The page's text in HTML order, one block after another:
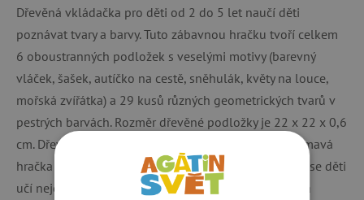
Dřevěná vkládačka pro děti od 2 do 5 let naučí děti
poznávat tvary a barvy. Tuto zábavnou hračku tvoří celkem
6 oboustranných podložek s veselými motivy (barevný
vláček, šašek, autíčko na cestě, sněhulák, květy na louce,
mořská zvířátka) a 29 kusů různých geometrických tvarů v
pestrých barvách. Rozměr dřevěné podložky je 22 x 22 x 0,6
cm. Dřevěná vkládačka je jednoduchá, ale velmi zajímavá
hračka užitečná pro rozvoj dětí. S pomocí této hračky se děti
učí nejen poznávat barvy a tvary, ale rozvíjí se i jemná